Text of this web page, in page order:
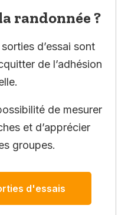
randonnée ?
d’essai sont
de l’adhésion
de mesurer
et d’apprécier
groupes.
d'essais